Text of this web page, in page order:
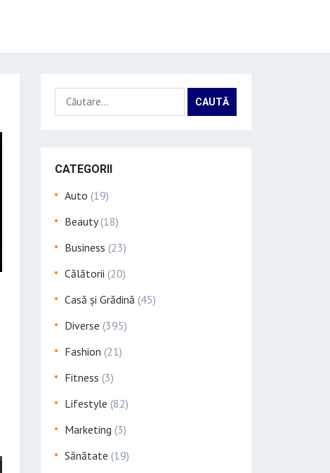
Caută
după:
CATEGORII
Auto (19)
Beauty(18)
Business (23)
Călătorii (20)
Casă și Grădină (45)
Diverse (395)
Fashion (21)
Fitness (3)
Lifestyle (82)
Marketing (3)
Sănătate (19)